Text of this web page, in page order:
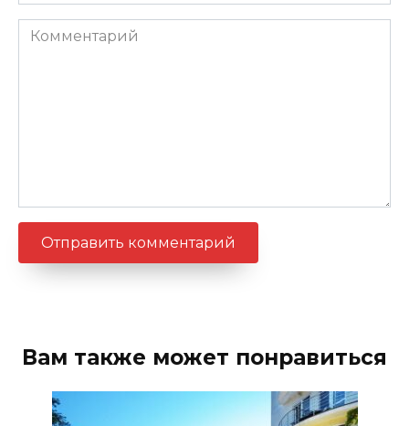
Комментарий
Вам также может понравиться